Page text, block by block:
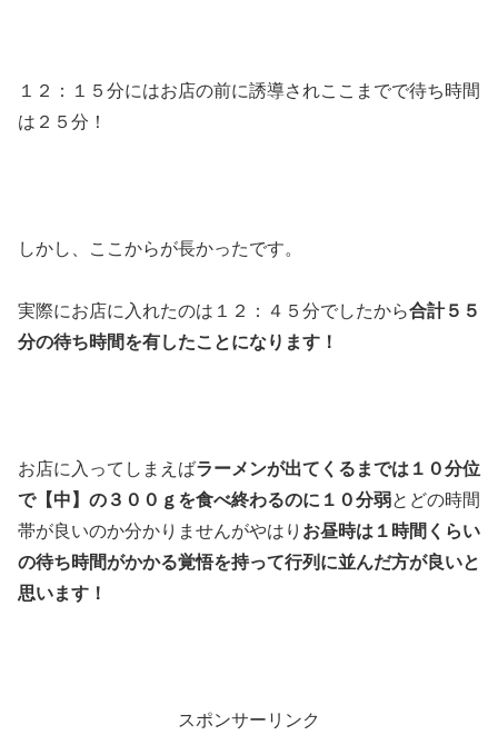
１２：１５分にはお店の前に誘導されここまでで待ち時間
は２５分！
しかし、ここからが長かったです。
実際にお店に入れたのは１２：４５分でしたから合計５５
分の待ち時間を有したことになります！
お店に入ってしまえばラーメンが出てくるまでは１０分位
で【中】の３００ｇを食べ終わるのに１０分弱とどの時間
帯が良いのか分かりませんがやはり お昼時は１時間くらい
の待ち時間がかかる覚悟を持って行列に並んだ方が良いと
思います！
スポンサーリンク